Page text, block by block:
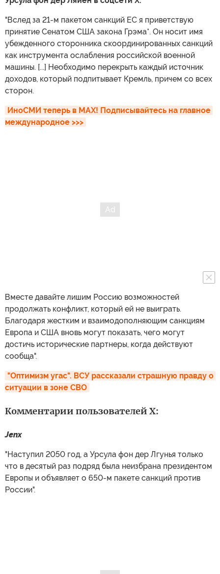
"Вслед за 21-м пакетом санкций ЕС я приветствую
принятие Сенатом США закона Грэма*. Он носит имя
убежденного сторонника скоординированных санкций
как инструмента ослабления российской военной
машины. [...] Необходимо перекрыть каждый источник
доходов, который подпитывает Кремль, причем со всех
сторон.
ИноСМИ теперь в MAX! Подписывайтесь на главное
международное >>>
Вместе давайте лишим Россию возможностей
продолжать конфликт, который ей не выиграть.
Благодаря жестким и взаимодополняющим санкциям
Европа и США вновь могут показать, чего могут
достичь исторические партнеры, когда действуют
сообща".
"Оптимизм угас". ВСУ рассказали страшную правду о
ситуации в зоне СВО
Комментарии пользователей X:
Jenx
"Наступил 2050 год, а Урсула фон дер Лгунья только
что в десятый раз подряд была неизбрана президентом
Европы и объявляет о 650-м пакете санкций против
России".